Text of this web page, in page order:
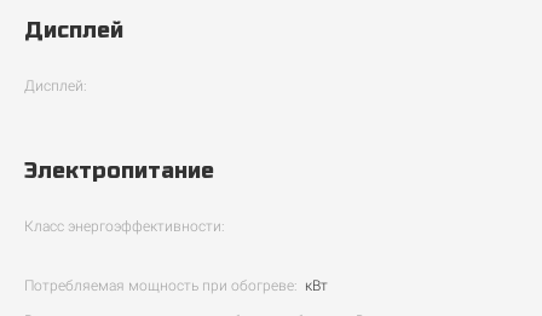
Дисплей
Дисплей:
Электропитание
Класс энергоэффективности:
Потребляемая мощность при обогреве: кВт